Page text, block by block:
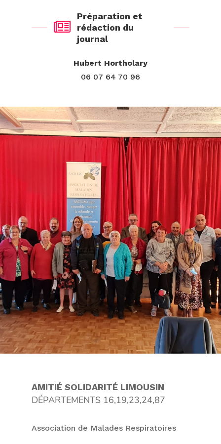
Préparation et
rédaction du
journal
Hubert Hortholary
06 07 64 70 96
AMITIÉ SOLIDARITÉ LIMOUSIN
DÉPARTEMENTS 16,19,23,24,87
Association de Malades Respiratoires